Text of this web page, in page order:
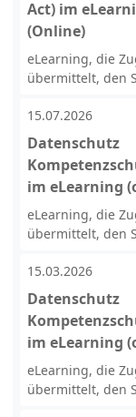
Act) im
(Online)
eLearning, die
übermittelt, den
15.07.2026
Datenschutz
im eLearning
eLearning, die
übermittelt, den
15.03.2026
Datenschutz
im eLearning
eLearning, die
übermittelt, den